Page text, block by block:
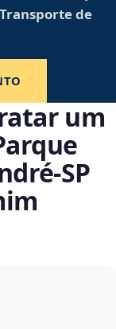
Transporte de
um